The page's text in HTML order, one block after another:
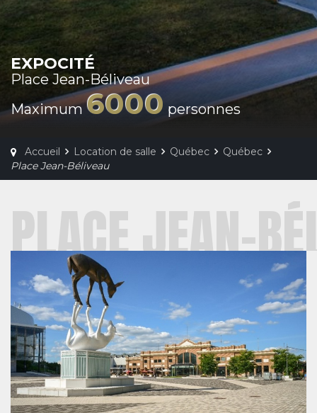
EXPOCITÉ
Place Jean-Béliveau
Maximum6000 personnes
Accueil Location de salle Québec
Québec
Place Jean-Béliveau
PLACE JEAN-